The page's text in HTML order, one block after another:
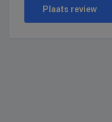
Plaats review